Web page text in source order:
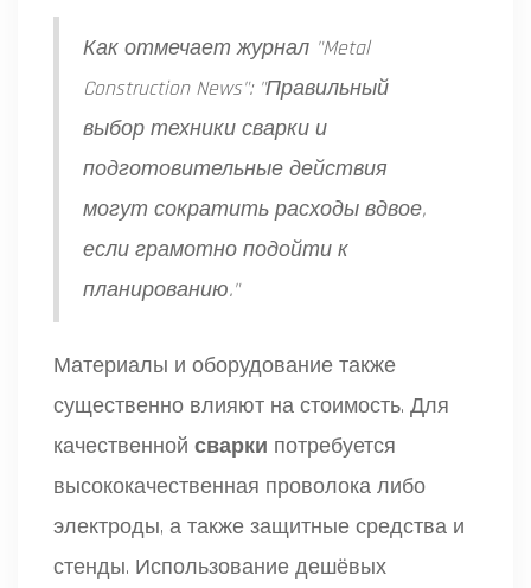
Как отмечает журнал "Metal
Construction News": "Правильный
выбор техники сварки и
подготовительные действия
могут сократить расходы вдвое,
если грамотно подойти к
планированию."
Материалы и оборудование также
существенно влияют на стоимость. Для
качественной сварки потребуется
высококачественная проволока либо
электроды, а также защитные средства и
стенды. Использование дешёвых